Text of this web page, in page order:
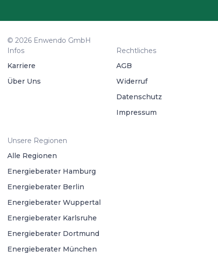
© 2026 Enwendo GmbH
Infos
Karriere
Über Uns
Rechtliches
AGB
Widerruf
Datenschutz
Impressum
Unsere Regionen
Alle Regionen
Energieberater Hamburg
Energieberater Berlin
Energieberater Wuppertal
Energieberater Karlsruhe
Energieberater Dortmund
Energieberater München